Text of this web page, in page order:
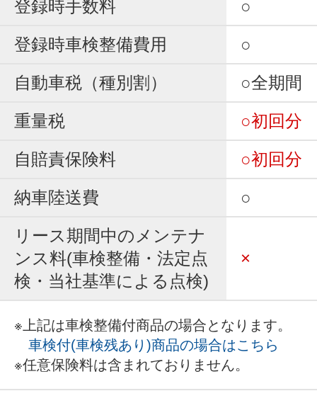
登録時手数料
○
登録時車検整備費用
○
自動車税（種別割）
○全期間
重量税
○初回分
自賠責保険料
○初回分
納車陸送費
○
リース期間中のメンテナ
ンス料(車検整備・法定点
検・当社基準による点検)
×
※上記は車検整備付商品の場合となります。
車検付(車検残あり)商品の場合はこちら
※任意保険料は含まれておりません。